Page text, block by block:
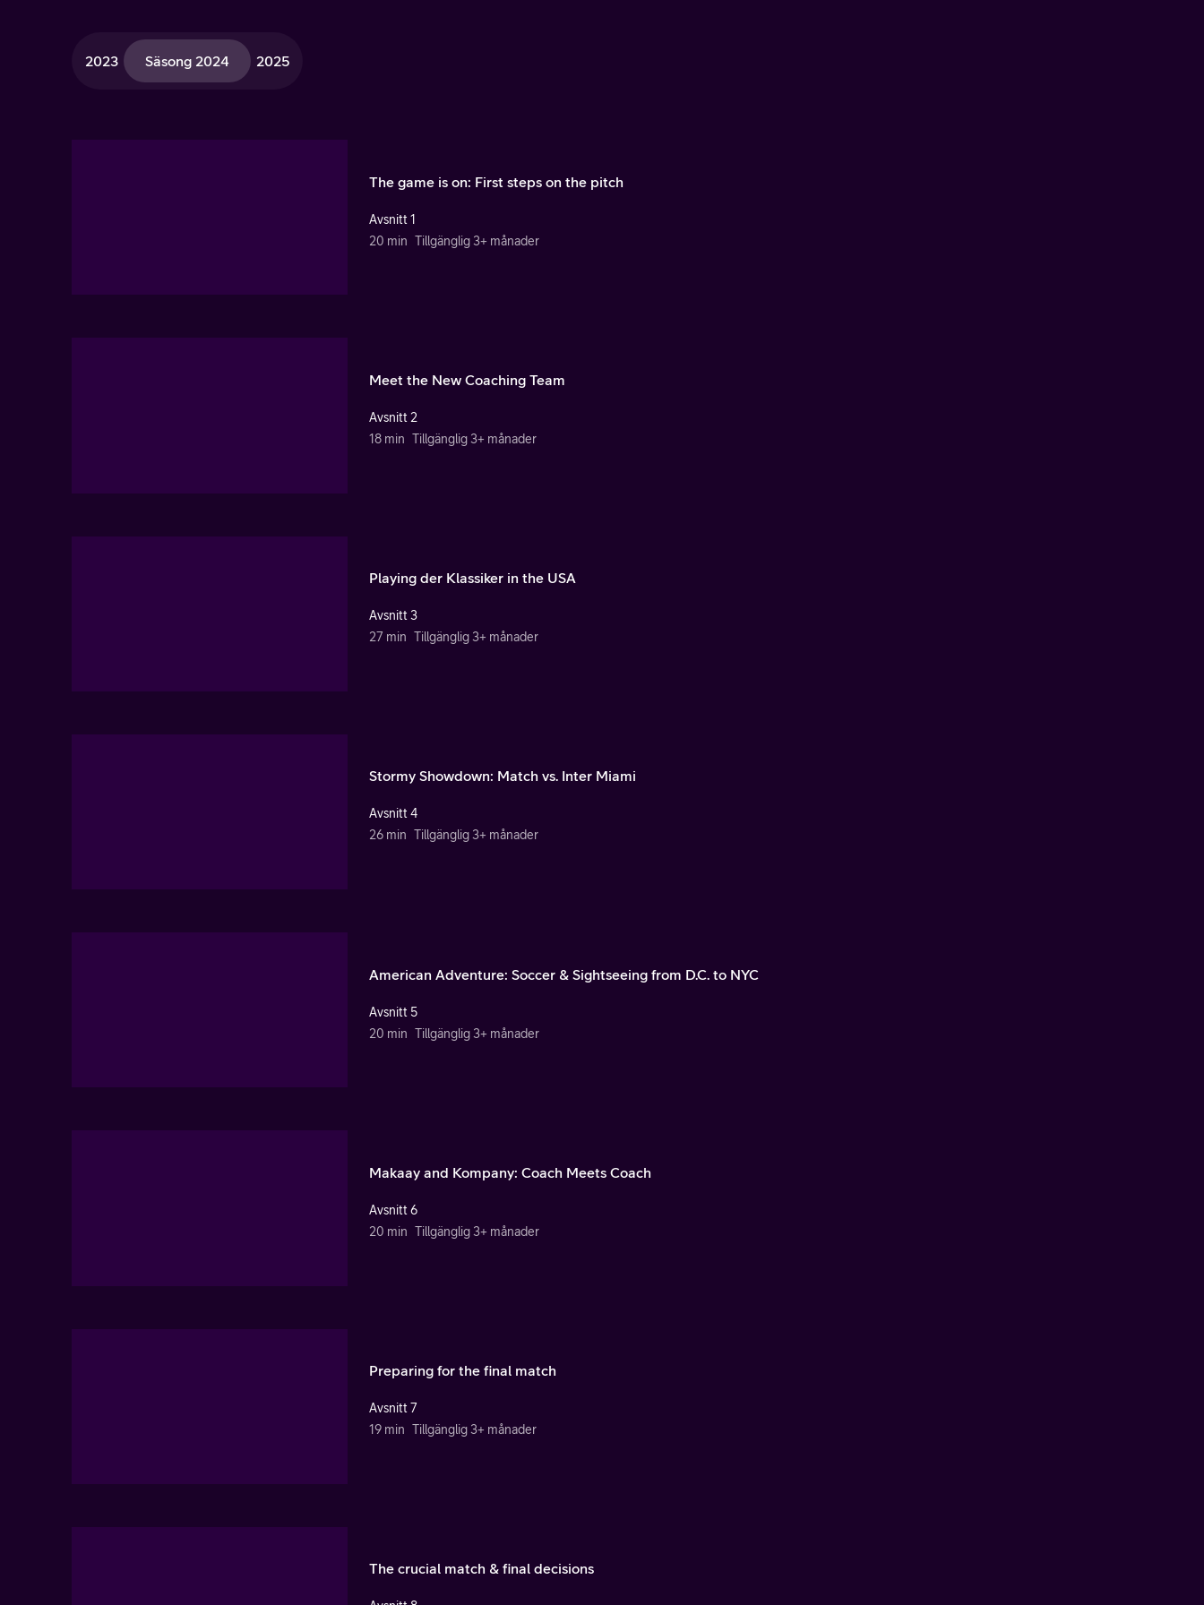
2023 Säsong 2024 2025
The game is on: First steps on the pitch
Avsnitt 1
20 min Tillgänglig 3+ månader
Meet the New Coaching Team
Avsnitt 2
18 min Tillgänglig 3+ månader
Playing der Klassiker in the USA
Avsnitt 3
27 min Tillgänglig 3+ månader
Stormy Showdown: Match vs. Inter Miami
Avsnitt 4
26 min Tillgänglig 3+ månader
American Adventure: Soccer & Sightseeing from D.C. to NYC
Avsnitt 5
20 min Tillgänglig 3+ månader
Makaay and Kompany: Coach Meets Coach
Avsnitt 6
20 min Tillgänglig 3+ månader
Preparing for the final match
Avsnitt 7
19 min Tillgänglig 3+ månader
The crucial match & final decisions